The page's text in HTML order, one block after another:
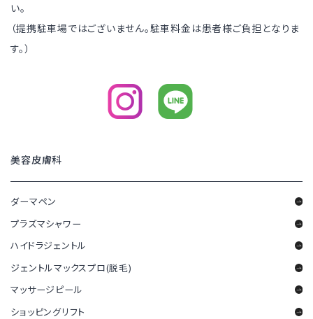
い。
（提携駐車場ではございません。駐車料金は患者様ご負担となりま
す。）
美容皮膚科
ダーマペン
プラズマシャワー
ハイドラジェントル
ジェントルマックスプロ(脱毛)
マッサージピール
ショッピングリフト